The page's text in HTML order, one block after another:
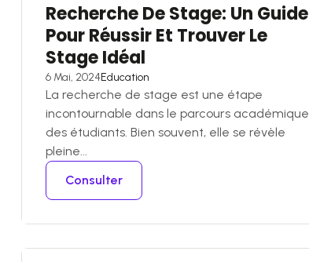
Recherche De Stage: Un Guide
Pour Réussir Et Trouver Le
Stage Idéal
6 Mai, 2024Education
La recherche de stage est une étape
incontournable dans le parcours académique
des étudiants. Bien souvent, elle se révèle
pleine...
Consulter